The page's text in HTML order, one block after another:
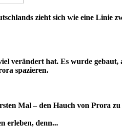
zieht sich wie eine Linie
verändert hat. Es wurde gebaut,
spazieren.
Mal – den Hauch von Prora zu
erleben, denn...